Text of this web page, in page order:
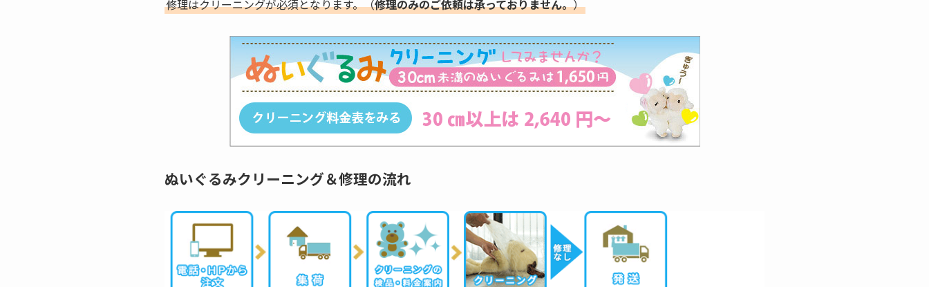
修理はクリーニングが必須となります。（修理のみのご依頼は承っておりません。）
ぬいぐるみクリーニング＆修理の流れ